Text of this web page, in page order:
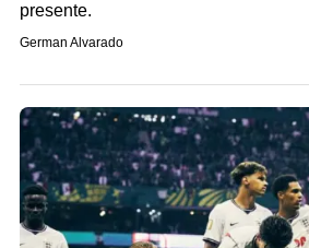
presente.
German Alvarado